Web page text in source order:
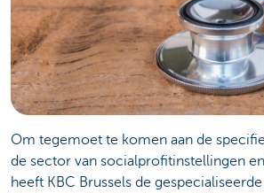
Om tegemoet te komen aan de
de sector van socialprofitinstellingen
heeft KBC Brussels de